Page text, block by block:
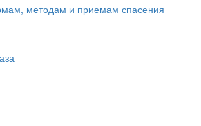
методам и приемам спасения